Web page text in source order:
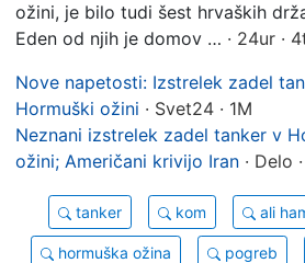
ožini, je bilo tudi šest hrvaških
Eden od njih je domov … · 24ur ·
Nove napetosti: Izstrelek zadel
Hormuški ožini · Svet24 · 1M
Neznani izstrelek zadel tanker v
ožini; Američani krivijo Iran · Delo
tanker kom ali
hormuška ožina pogreb